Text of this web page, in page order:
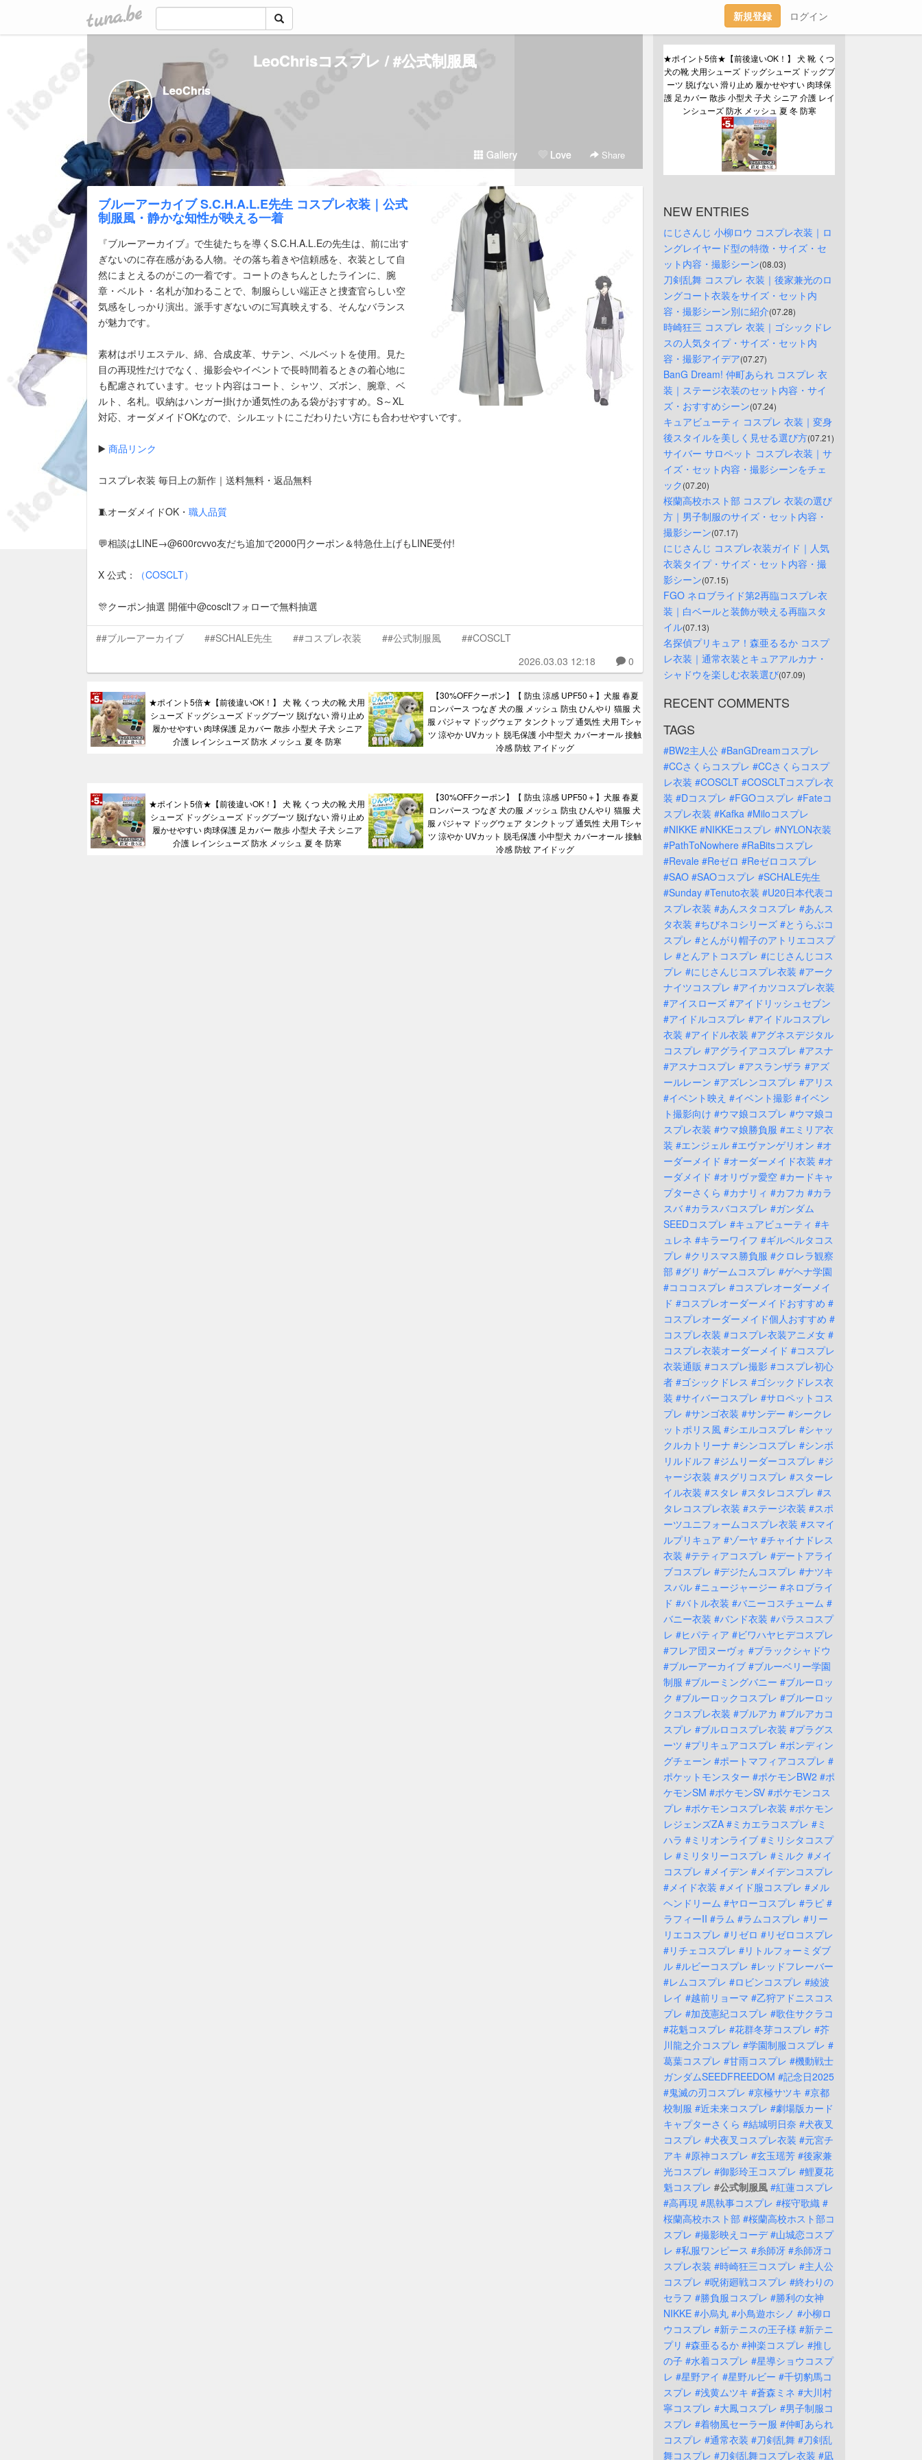
tuna.be 新規登録 ログイン
LeoChrisコスプレ / #公式制服風
LeoChris
Gallery Love Share
ブルーアーカイブ S.C.H.A.L.E先生 コスプレ衣装｜公式
制服風・静かな知性が映える一着
『ブルーアーカイブ』で生徒たちを導くS.C.H.A.L.Eの先生は、前に出す
ぎないのに存在感がある人物。その落ち着きや信頼感を、衣装として自
然にまとえるのがこの一着です。コートのきちんとしたラインに、腕
章・ベルト・名札が加わることで、制服らしい端正さと捜査官らしい空
気感をしっかり演出。派手すぎないのに写真映えする、そんなバランス
が魅力です。
素材はポリエステル、綿、合成皮革、サテン、ベルベットを使用。見た
目の再現性だけでなく、撮影会やイベントで長時間着るときの着心地に
も配慮されています。セット内容はコート、シャツ、ズボン、腕章、ベ
ルト、名札。収納はハンガー掛けか通気性のある袋がおすすめ。S～XL
対応、オーダメイドOKなので、シルエットにこだわりたい方にも合わせやすいです。
▶️ 商品リンク
コスプレ衣装 毎日上の新作｜送料無料・返品無料
🧵オーダメイドOK・ 職人品質
💬相談はLINE→@600rcvvo友だち追加で2000円クーポン＆特急仕上げもLINE受付!
X 公式： （COSCLT）
🎊クーポン抽選 開催中@coscltフォローで無料抽選
##ブルーアーカイブ ##SCHALE先生 ##コスプレ衣装 ##公式制服風
##COSCLT
2026.03.03 12:18
0
★ポイント5倍★【前後違いOK！】 犬 靴 くつ 犬の靴 犬用
シューズ ドッグシューズ ドッグブーツ 脱げない 滑り止め
履かせやすい 肉球保護 足カバー 散歩 小型犬 子犬 シニア
介護 レインシューズ 防水 メッシュ 夏 冬 防寒
【30%OFFクーポン】【 防虫 涼感 UPF50＋】犬服 春夏
ロンパース つなぎ 犬の服 メッシュ 防虫 ひんやり 猫服 犬
服 パジャマ ドッグウェア タンクトップ 通気性 犬用 Tシャ
ツ 涼やか UVカット 脱毛保護 小中型犬 カバーオール 接触
冷感 防蚊 アイドッグ
★ポイント5倍★【前後違いOK！】 犬 靴 くつ 犬の靴 犬用
シューズ ドッグシューズ ドッグブーツ 脱げない 滑り止め
履かせやすい 肉球保護 足カバー 散歩 小型犬 子犬 シニア
介護 レインシューズ 防水 メッシュ 夏 冬 防寒
【30%OFFクーポン】【 防虫 涼感 UPF50＋】犬服 春夏
ロンパース つなぎ 犬の服 メッシュ 防虫 ひんやり 猫服 犬
服 パジャマ ドッグウェア タンクトップ 通気性 犬用 Tシャ
ツ 涼やか UVカット 脱毛保護 小中型犬 カバーオール 接触
冷感 防蚊 アイドッグ
★ポイント5倍★【前後違いOK！】 犬 靴 くつ
犬の靴 犬用シューズ ドッグシューズ ドッグブ
ーツ 脱げない 滑り止め 履かせやすい 肉球保
護 足カバー 散歩 小型犬 子犬 シニア 介護 レイ
ンシューズ 防水 メッシュ 夏 冬 防寒
NEW ENTRIES
にじさんじ 小柳ロウ コスプレ衣装｜ロ
ングレイヤード型の特徴・サイズ・セ
ット内容・撮影シーン(08.03)
刀剣乱舞 コスプレ 衣装｜後家兼光のロ
ングコート衣装をサイズ・セット内
容・撮影シーン別に紹介(07.28)
時崎狂三 コスプレ 衣装｜ゴシックドレ
スの人気タイプ・サイズ・セット内
容・撮影アイデア(07.27)
BanG Dream! 仲町あられ コスプレ 衣
装｜ステージ衣装のセット内容・サイ
ズ・おすすめシーン(07.24)
キュアビューティ コスプレ 衣装｜変身
後スタイルを美しく見せる選び方(07.21)
サイバー サロペット コスプレ衣装｜サ
イズ・セット内容・撮影シーンをチェ
ック(07.20)
桜蘭高校ホスト部 コスプレ 衣装の選び
方｜男子制服のサイズ・セット内容・
撮影シーン(07.17)
にじさんじ コスプレ衣装ガイド｜人気
衣装タイプ・サイズ・セット内容・撮
影シーン(07.15)
FGO ネロブライド第2再臨コスプレ衣
装｜白ベールと装飾が映える再臨スタ
イル(07.13)
名探偵プリキュア！森亜るるか コスプ
レ衣装｜通常衣装とキュアアルカナ・
シャドウを楽しむ衣装選び(07.09)
RECENT COMMENTS
TAGS
#BW2主人公 #BanGDreamコスプレ
#CCさくらコスプレ #CCさくらコスプ
レ衣装 #COSCLT #COSCLTコスプレ衣
装 #Dコスプレ #FGOコスプレ #Fateコ
スプレ衣装 #Kafka #Miloコスプレ
#NIKKE #NIKKEコスプレ #NYLON衣装
#PathToNowhere #RaBitsコスプレ
#Revale #Reゼロ #Reゼロコスプレ
#SAO #SAOコスプレ #SCHALE先生
#Sunday #Tenuto衣装 #U20日本代表コ
スプレ衣装 #あんスタコスプレ #あんス
タ衣装 #ちびネコシリーズ #とうらぶコ
スプレ #とんがり帽子のアトリエコスプ
レ #とんアトコスプレ #にじさんじコス
プレ #にじさんじコスプレ衣装 #アーク
ナイツコスプレ #アイカツコスプレ衣装
#アイスローズ #アイドリッシュセブン
#アイドルコスプレ #アイドルコスプレ
衣装 #アイドル衣装 #アグネスデジタル
コスプレ #アグライアコスプレ #アスナ
#アスナコスプレ #アスランザラ #アズ
ールレーン #アズレンコスプレ #アリス
#イベント映え #イベント撮影 #イベン
ト撮影向け #ウマ娘コスプレ #ウマ娘コ
スプレ衣装 #ウマ娘勝負服 #エミリア衣
装 #エンジェル #エヴァンゲリオン #オ
ーダーメイド #オーダーメイド衣装 #オ
ーダメイド #オリヴァ愛空 #カードキャ
プターさくら #カナリィ #カフカ #カラ
スバ #カラスバコスプレ #ガンダム
SEEDコスプレ #キュアビューティ #キ
ュレネ #キラーワイフ #ギルベルタコス
プレ #クリスマス勝負服 #クロレラ観察
部 #グリ #ゲームコスプレ #ゲヘナ学園
#コココスプレ #コスプレオーダーメイ
ド #コスプレオーダーメイドおすすめ #
コスプレオーダーメイド個人おすすめ #
コスプレ衣装 #コスプレ衣装アニメ女 #
コスプレ衣装オーダーメイド #コスプレ
衣装通販 #コスプレ撮影 #コスプレ初心
者 #ゴシックドレス #ゴシックドレス衣
装 #サイバーコスプレ #サロペットコス
プレ #サンゴ衣装 #サンデー #シークレ
ットポリス風 #シエルコスプレ #シャッ
クルカトリーナ #シンコスプレ #シンボ
リルドルフ #ジムリーダーコスプレ #ジ
ャージ衣装 #スグリコスプレ #スターレ
イル衣装 #スタレ #スタレコスプレ #ス
タレコスプレ衣装 #ステージ衣装 #スポ
ーツユニフォームコスプレ衣装 #スマイ
ルプリキュア #ゾーヤ #チャイナドレス
衣装 #テティアコスプレ #デートアライ
ブコスプレ #デジたんコスプレ #ナツキ
スバル #ニュージャージー #ネロブライ
ド #バトル衣装 #バニーコスチューム #
バニー衣装 #バンド衣装 #パラスコスプ
レ #ヒパティア #ビワハヤヒデコスプレ
#フレア団ヌーヴォ #ブラックシャドウ
#ブルーアーカイブ #ブルーベリー学園
制服 #ブルーミングバニー #ブルーロッ
ク #ブルーロックコスプレ #ブルーロッ
クコスプレ衣装 #ブルアカ #ブルアカコ
スプレ #ブルロコスプレ衣装 #プラグス
ーツ #プリキュアコスプレ #ボンディン
グチェーン #ポートマフィアコスプレ #
ポケットモンスター #ポケモンBW2 #ポ
ケモンSM #ポケモンSV #ポケモンコス
プレ #ポケモンコスプレ衣装 #ポケモン
レジェンズZA #ミカエラコスプレ #ミ
ハラ #ミリオンライブ #ミリシタコスプ
レ #ミリタリーコスプレ #ミルク #メイ
コスプレ #メイデン #メイデンコスプレ
#メイド衣装 #メイド服コスプレ #メル
ヘンドリーム #ヤローコスプレ #ラピ #
ラフィーII #ラム #ラムコスプレ #リー
リエコスプレ #リゼロ #リゼロコスプレ
#リチェコスプレ #リトルフォーミダブ
ル #ルビーコスプレ #レッドフレーバー
#レムコスプレ #ロビンコスプレ #綾波
レイ #越前リョーマ #乙狩アドニスコス
プレ #加茂憲紀コスプレ #歌住サクラコ
#花魁コスプレ #花群冬芽コスプレ #芥
川龍之介コスプレ #学園制服コスプレ #
葛葉コスプレ #甘雨コスプレ #機動戦士
ガンダムSEEDFREEDOM #記念日2025
#鬼滅の刃コスプレ #京極サツキ #京都
校制服 #近未来コスプレ #劇場版カード
キャプターさくら #結城明日奈 #犬夜叉
コスプレ #犬夜叉コスプレ衣装 #元宮チ
アキ #原神コスプレ #玄玉瑶芳 #後家兼
光コスプレ #御影玲王コスプレ #鯉夏花
魁コスプレ #公式制服風 #紅蓮コスプレ
#高再現 #黒執事コスプレ #桜守歌織 #
桜蘭高校ホスト部 #桜蘭高校ホスト部コ
スプレ #撮影映えコーデ #山城恋コスプ
レ #私服ワンピース #糸師冴 #糸師冴コ
スプレ衣装 #時崎狂三コスプレ #主人公
コスプレ #呪術廻戦コスプレ #終わりの
セラフ #勝負服コスプレ #勝利の女神
NIKKE #小烏丸 #小鳥遊ホシノ #小柳ロ
ウコスプレ #新テニスの王子様 #新テニ
プリ #森亜るるか #神楽コスプレ #推し
の子 #水着コスプレ #星導ショウコスプ
レ #星野アイ #星野ルビー #千切豹馬コ
スプレ #浅黄ムツキ #蒼森ミネ #大川村
寧コスプレ #大鳳コスプレ #男子制服コ
スプレ #着物風セーラー服 #仲町あられ
コスプレ #通常衣装 #刀剣乱舞 #刀剣乱
舞コスプレ #刀剣乱舞コスプレ衣装 #凪